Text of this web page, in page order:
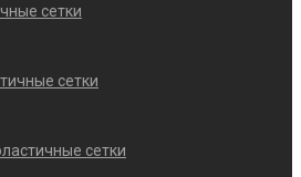
сетки
сетки
сетки